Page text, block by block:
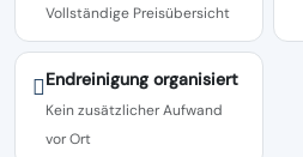
Vollständige Preisübersicht
Endreinigung organisiert
Kein zusätzlicher Aufwand
vor Ort